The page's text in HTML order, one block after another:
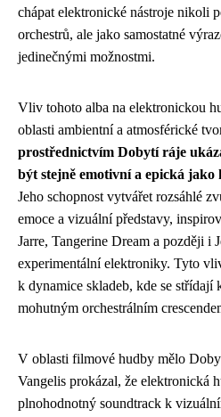
chápat elektronické nástroje nikoli
orchestrů, ale jako samostatné
jedinečnými možnostmi.
Vliv tohoto alba na elektronickou
oblasti ambientní a atmosférické
prostřednictvím Dobytí ráje
být stejně emotivní a epická
Jeho schopnost vytvářet rozsáhlé
emoce a vizuální představy,
Jarre, Tangerine Dream a později i
experimentální elektroniky. Tyto
k dynamice skladeb, kde se střídají
mohutným orchestrálním
V oblasti filmové hudby mělo
Vangelis prokázal, že elektronická
plnohodnotný soundtrack k